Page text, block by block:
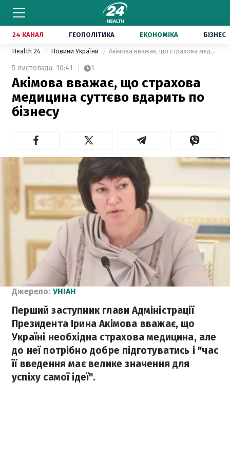
24 КАНАЛ ГЕОПОЛІТИКА ЕКОНОМІКА БІЗНЕС
Health 24 Новини України Акімова вважає, що страхова медицина суттєво вдарить по бізнесу
5 листопада, 10:41 1
Акімова вважає, що страхова
медицина суттєво вдарить по
бізнесу
Джерело: УНІАН
Перший заступник глави Адміністрації
Президента Ірина Акімова вважає, що
Україні необхідна страхова медицина, але
до неї потрібно добре підготуватись і "час
її введення має велике значення для
успіху самої ідеї".